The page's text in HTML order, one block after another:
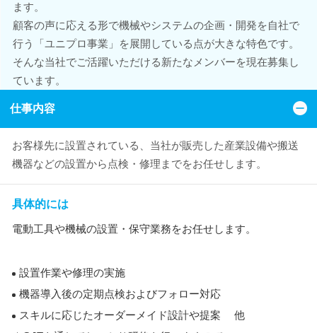
ます。
顧客の声に応える形で機械やシステムの企画・開発を自社で
行う「ユニプロ事業」を展開している点が大きな特色です。
そんな当社でご活躍いただける新たなメンバーを現在募集し
ています。
仕事内容
お客様先に設置されている、当社が販売した産業設備や搬送
機器などの設置から点検・修理までをお任せします。
具体的には
電動工具や機械の設置・保守業務をお任せします。
設置作業や修理の実施
機器導入後の定期点検およびフォロー対応
スキルに応じたオーダーメイド設計や提案 他